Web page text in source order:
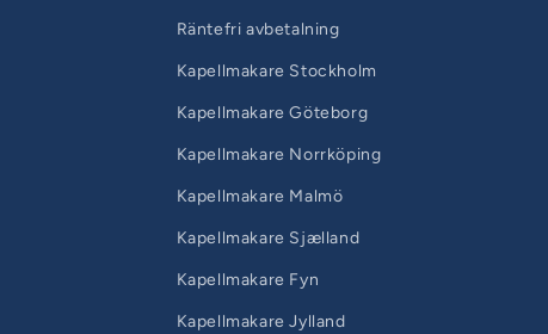
Räntefri avbetalning
Kapellmakare Stockholm
Kapellmakare Göteborg
Kapellmakare Norrköping
Kapellmakare Malmö
Kapellmakare Sjælland
Kapellmakare Fyn
Kapellmakare Jylland